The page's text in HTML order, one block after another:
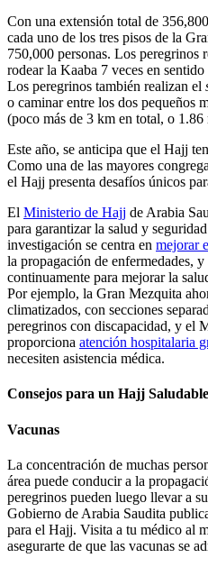
Con una extensión total de
cada uno de los tres pisos de la
750,000 personas. Los peregrinos
rodear la Kaaba 7 veces en
Los peregrinos también realizan el
o caminar entre los dos pequeños
(poco más de 3 km en total, o 1.86
Este año, se anticipa que el Hajj
Como una de las mayores
el Hajj presenta desafíos únicos
El Ministerio de Hajj de Arabia
para garantizar la salud y
investigación se centra en mejorar
la propagación de enfermedades, y
continuamente para mejorar la
Por ejemplo, la Gran Mezquita
climatizados, con secciones
peregrinos con discapacidad, y el
proporciona atención hospitalaria
necesiten asistencia médica.
Consejos para un Hajj Saludable
Vacunas
La concentración de muchas
área puede conducir a la
peregrinos pueden luego llevar a
Gobierno de Arabia Saudita
para el Hajj. Visita a tu médico al
asegurarte de que las vacunas se